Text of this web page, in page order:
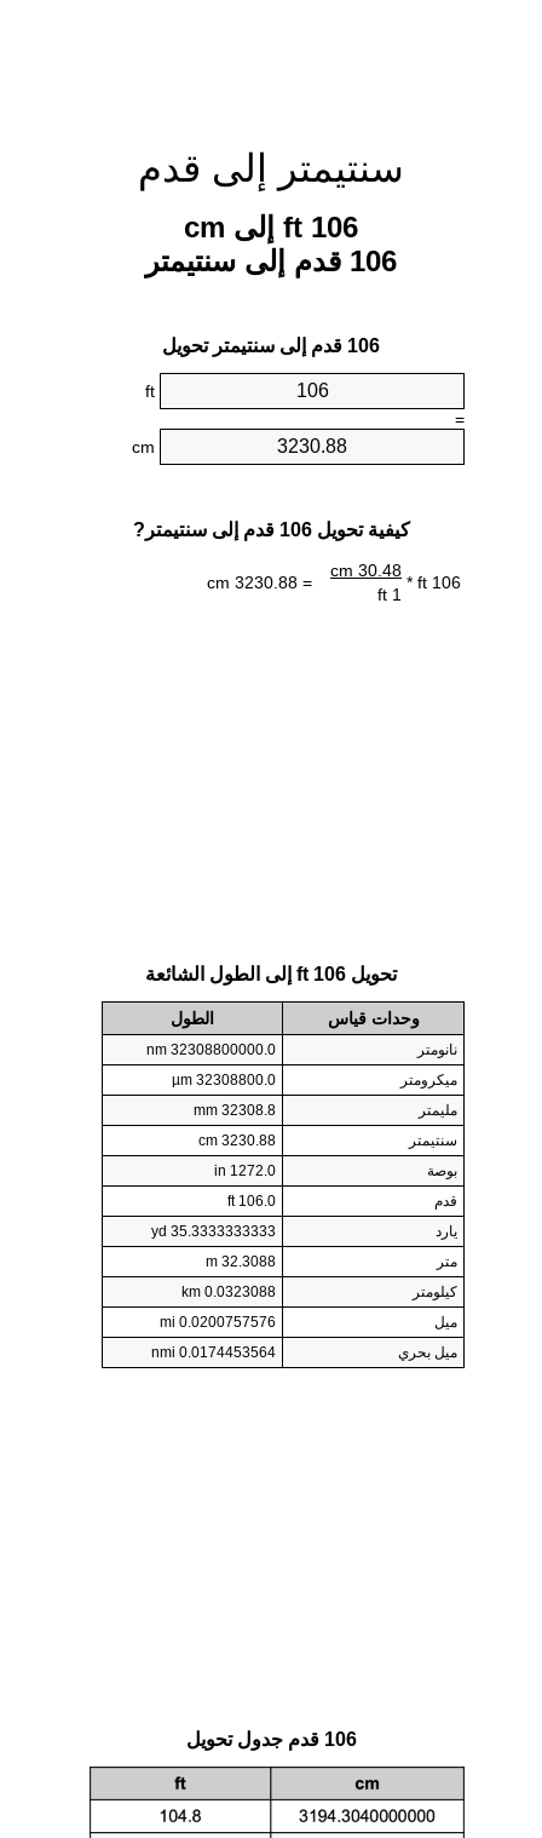
سنتيمتر إلى قدم
106 ft إلى cm
106 قدم إلى سنتيمتر
106 قدم إلى سنتيمتر تحويل
ft
=
cm
كيفية تحويل 106 قدم إلى سنتيمتر?
106 ft *
30.48 cm
= 3230.88 cm
1 ft
تحويل 106 ft إلى الطول الشائعة
وحدات قياس الطول
نانومتر
32308800000.0 nm
ميكرومتر
32308800.0 µm
مليمتر
32308.8 mm
سنتيمتر
3230.88 cm
بوصة
1272.0 in
قدم
106.0 ft
يارد
35.3333333333 yd
متر
32.3088 m
كيلومتر
0.0323088 km
ميل
0.0200757576 mi
ميل بحري
0.0174453564 nmi
106 قدم جدول تحويل